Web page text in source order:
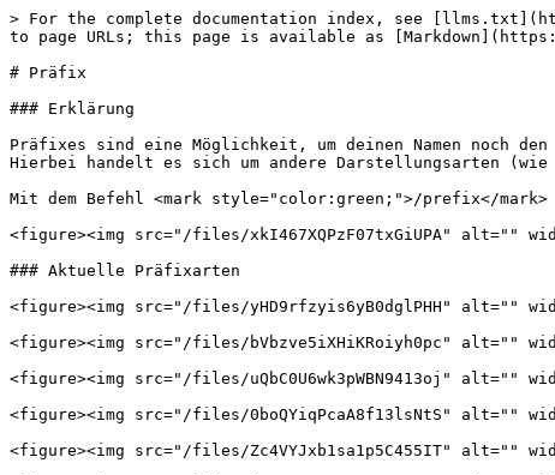
> For the complete documentation index, see
to page URLs; this page is available as
# Präfix
### Erklärung
Präfixes sind eine Möglichkeit, um deinen Namen noch
Hierbei handelt es sich um andere Darstellungsarten
Mit dem Befehl <mark style="color:green;">/prefix</
<figure><img src="/files/xkI467XQPzF07txGiUPA" alt=""
### Aktuelle Präfixarten
<figure><img src="/files/yHD9rfzyis6yB0dglPHH" alt=""
<figure><img src="/files/bVbzve5iXHiKRoiyh0pc" alt=""
<figure><img src="/files/uQbC0U6wk3pWBN9413oj" alt=""
<figure><img src="/files/0boQYiqPcaA8f13lsNtS" alt=""
<figure><img src="/files/Zc4VYJxb1sa1p5C455IT" alt=""